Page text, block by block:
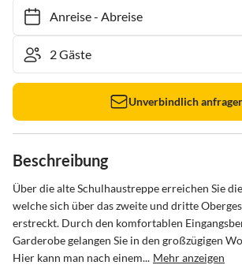
Anreise- Abreise
Unverbindlich
Beschreibung
Über die alte Schulhaustreppe erreichen Sie
welche sich über das zweite und dritte
erstreckt. Durch den komfortablen
Garderobe gelangen Sie in den großzügigen
Hier kann man nach einem... Mehr anzeigen